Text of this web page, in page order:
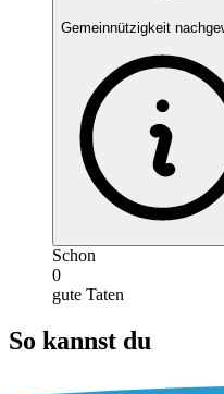
Gemeinnützigkeit
Schon
0
gute Taten
So kannst du